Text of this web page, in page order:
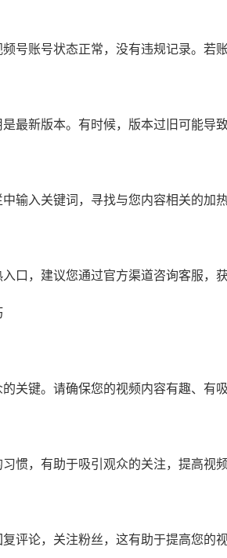
号账号状态正常，没有违规记录。若
最新版本。有时候，版本过旧可能导
输入关键词，寻找与您内容相关的加
口，建议您通过官方渠道咨询客服，
关键。请确保您的视频内容有趣、有
惯，有助于吸引观众的关注，提高视频
评论，关注粉丝，这有助于提高您的